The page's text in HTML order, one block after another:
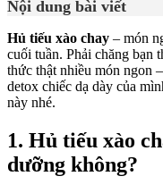
Nội dung bài viết
Hủ tiếu xào chay – món
cuối tuần. Phải chăng bạn
thức thật nhiều món ngon
detox chiếc dạ dày của
này nhé.
1. Hủ tiếu xào
dưỡng không?